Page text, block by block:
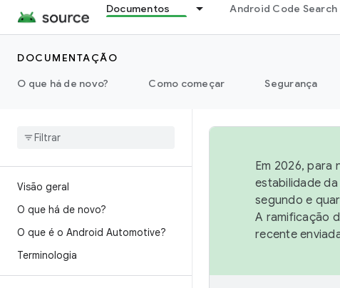
Documentos Android Code Search
DOCUMENTAÇÃO
O que há de novo?
Como começar Segurança
Visão geral
O que há de novo?
O que é o Android Automotive?
Terminologia
Em 2026, para
estabilidade
segundo e
A ramificação
recente